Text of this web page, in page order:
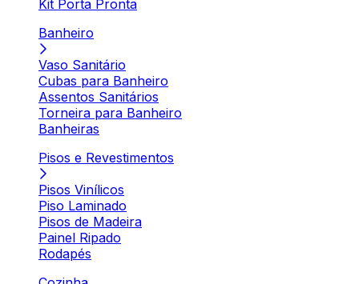
Kit Porta Pronta
Banheiro
Vaso Sanitário
Cubas para Banheiro
Assentos Sanitários
Torneira para Banheiro
Banheiras
Pisos e Revestimentos
Pisos Vinílicos
Piso Laminado
Pisos de Madeira
Painel Ripado
Rodapés